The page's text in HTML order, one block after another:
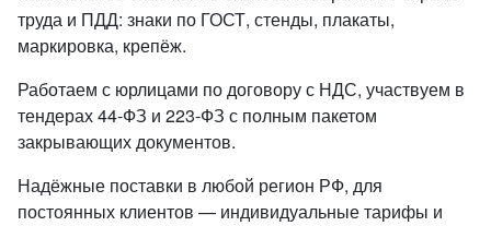
труда и ПДД: знаки по ГОСТ, стенды, плакаты,
маркировка, крепёж.
Работаем с юрлицами по договору с НДС, участвуем в
тендерах 44-ФЗ и 223-ФЗ с полным пакетом
закрывающих документов.
Надёжные поставки в любой регион РФ, для
постоянных клиентов — индивидуальные тарифы и